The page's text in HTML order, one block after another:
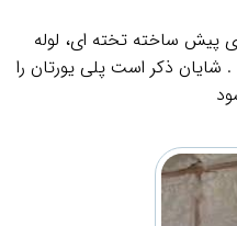
پیش ساخته تخته ای، لوله
. شایان ذکر است پلی یورتان را